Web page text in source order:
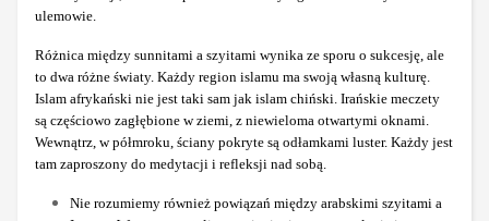
ulemowie.
Różnica między sunnitami a szyitami wynika ze sporu o sukcesję, ale
to dwa różne światy. Każdy region islamu ma swoją własną kulturę.
Islam afrykański nie jest taki sam jak islam chiński. Irańskie meczety
są częściowo zagłębione w ziemi, z niewieloma otwartymi oknami.
Wewnątrz, w półmroku, ściany pokryte są odłamkami luster. Każdy jest
tam zaproszony do medytacji i refleksji nad sobą.
Nie rozumiemy również powiązań między arabskimi szyitami a